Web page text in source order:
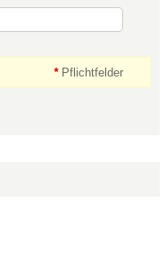
*Pflichtfelder